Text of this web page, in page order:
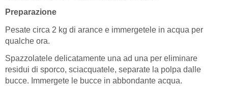
Preparazione
Pesate circa 2 kg di arance e immergetele in acqua per
qualche ora.
Spazzolatele delicatamente una ad una per eliminare
residui di sporco, sciacquatele, separate la polpa dalle
bucce. Immergete le bucce in abbondante acqua.